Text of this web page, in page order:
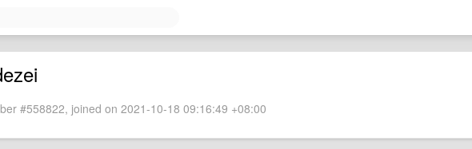
#558822, joined on 2021-10-18 09:16:49 +08:00